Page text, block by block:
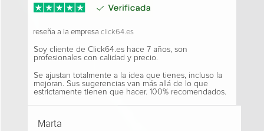
reseña a la empresa click64.es
Soy cliente de Click64.es hace 7 años, son
profesionales con calidad y precio.
Se ajustan totalmente a la idea que tienes, incluso la
mejoran. Sus sugerencias van más allá de lo que
estrictamente tienen que hacer. 100% recomendados.
Marta